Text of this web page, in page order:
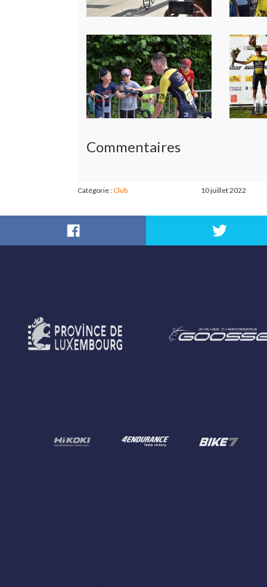
Commentaires
Catégorie :Club 10 juillet 2022